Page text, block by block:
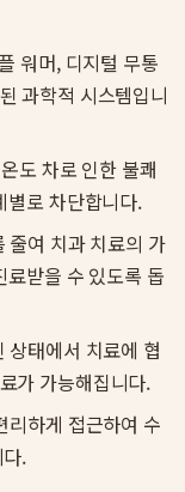
워머, 디지털 무통
과학적 시스템입니
도 차로 인한 불쾌
별로 차단합니다.
줄여 치과 치료의 가
료받을 수 있도록 돕
상태에서 치료에 협
가 가능해집니다.
리하게 접근하여 수
.